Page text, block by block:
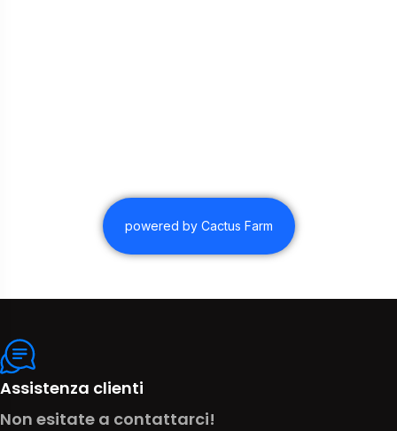
powered by Cactus Farm
Assistenza clienti
Non esitate a contattarci!